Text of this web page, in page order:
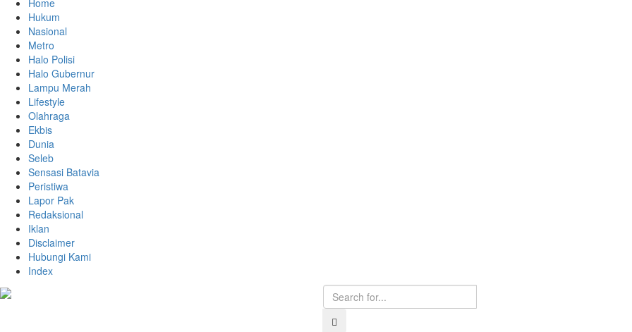
Home
Hukum
Nasional
Metro
Halo Polisi
Halo Gubernur
Lampu Merah
Lifestyle
Olahraga
Ekbis
Dunia
Seleb
Sensasi Batavia
Peristiwa
Lapor Pak
Redaksional
Iklan
Disclaimer
Hubungi Kami
Index